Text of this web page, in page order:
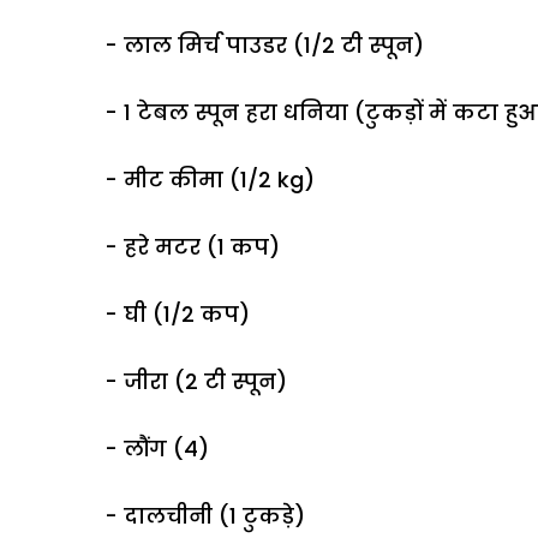
- लाल मिर्च पाउडर (1/2 टी स्पून)
- 1 टेबल स्पून हरा धनिया (टुकड़ों में कटा
- मीट कीमा (1/2 kg)
- हरे मटर (1 कप)
- घी (1/2 कप)
- जीरा (2 टी स्पून)
- लौंग (4)
- दालचीनी (1 टुकड़े)